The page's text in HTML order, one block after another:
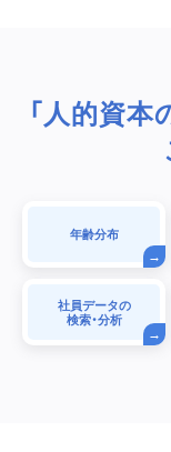
「人的資本
年齢分布
社員データの
検索・分析